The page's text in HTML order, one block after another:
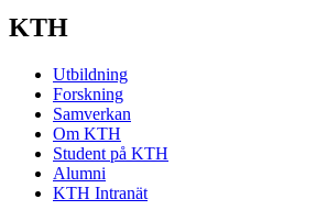
KTH
Utbildning
Forskning
Samverkan
Om KTH
Student på KTH
Alumni
KTH Intranät